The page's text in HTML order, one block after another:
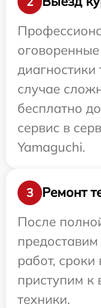
диагностики
случае
бесплатно
сервис в
Yamaguchi.
3
Ремонт
После
работ,
приступим к
техники.